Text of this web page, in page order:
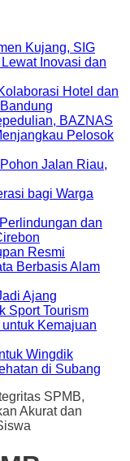
Kujang, SIG
Inovasi dan
Hotel dan
BAZNAS
Pelosok
Jalan Riau,
bagi Warga
dan
Resmi
Berbasis Alam
Ajang
Sport Tourism
Kemajuan
Wingdik
di Subang
SPMB,
Akurat dan